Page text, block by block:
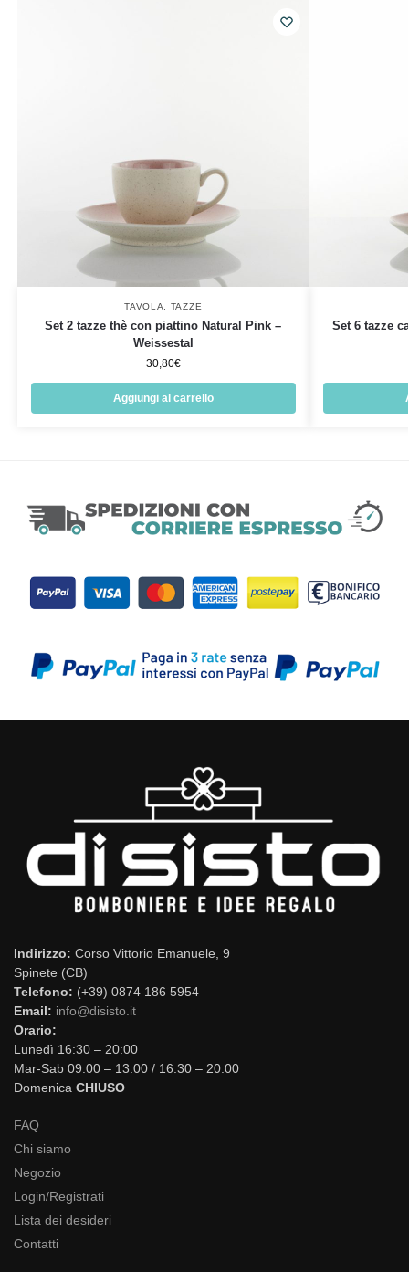
TAVOLA TAZZE
Set 2 tazze thè con piattino Natural Pink –
Weissestal
30,80€
Aggiungi al carrello
Set 6 tazze
Indirizzo: Corso Vittorio Emanuele, 9
Spinete (CB)
Telefono: (+39) 0874 186 5954
Email: info@disisto.it
Orario:
Lunedì 16:30 – 20:00
Mar-Sab 09:00 – 13:00 / 16:30 – 20:00
Domenica CHIUSO
FAQ
Chi siamo
Negozio
Login/Registrati
Lista dei desideri
Contatti